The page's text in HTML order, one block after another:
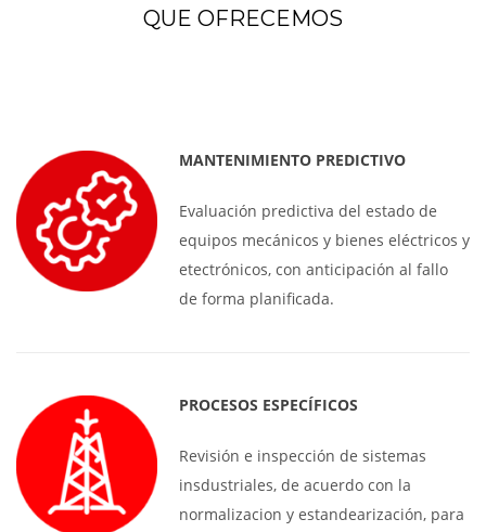
QUE OFRECEMOS
MANTENIMIENTO PREDICTIVO
Evaluación predictiva del estado de
equipos mecánicos y bienes eléctricos y
etectrónicos, con anticipación al fallo
de forma planificada.
PROCESOS ESPECÍFICOS
Revisión e inspección de sistemas
insdustriales, de acuerdo con la
normalizacion y estandearización, para